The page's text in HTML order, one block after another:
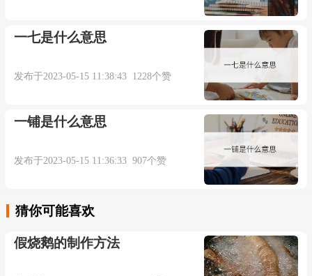
一七是什么意思
发布于2023-05-15 11:38:43 1228个赞
一铺是什么意思
发布于2023-05-15 11:36:33 907个赞
猜你可能喜欢
假烧鹅的制作方法